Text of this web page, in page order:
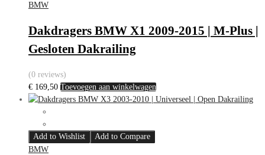
BMW
Dakdragers BMW X1 2009-2015 | M-Plus |
Gesloten Dakrailing
(0 reviews)
€ 169,50 Toevoegen aan winkelwagen
Add to Wishlist
Add to Compare
BMW